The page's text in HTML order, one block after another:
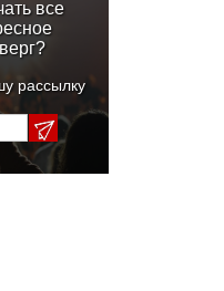
все
рассылку